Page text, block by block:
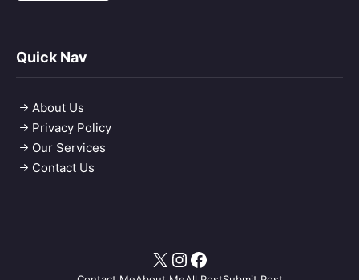
Quick Nav
About Us
Privacy Policy
Our Services
Contact Us
X Instagram
Facebook